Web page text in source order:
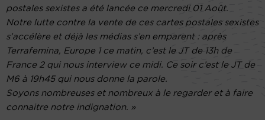
postales sexistes a été lancée ce mercredi 01 Août.
Notre lutte contre la vente de ces cartes postales sexistes
s’accélère et déjà les médias s’en emparent : après
Terrafemina, Europe 1 ce matin, c’est le JT de 13h de
France 2 qui nous interview ce midi. Ce soir c’est le JT de
M6 à 19h45 qui nous donne la parole.
Soyons nombreuses et nombreux à le regarder et à faire
connaitre notre indignation. »